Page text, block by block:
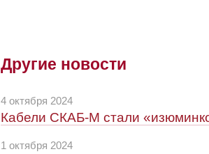
Другие новости
4 октября 2024
Кабели СКАБ-М стали
1 октября 2024